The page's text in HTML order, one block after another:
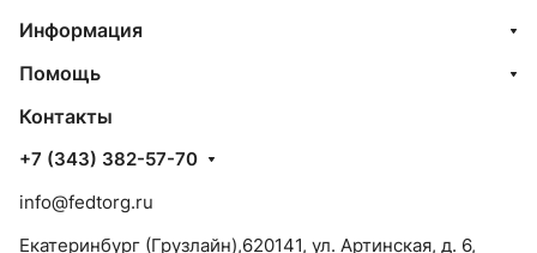
Информация
Помощь
Контакты
+7 (343) 382-57-70
info@fedtorg.ru
Екатеринбург (Грузлайн),620141, ул. Артинская, д. 6,